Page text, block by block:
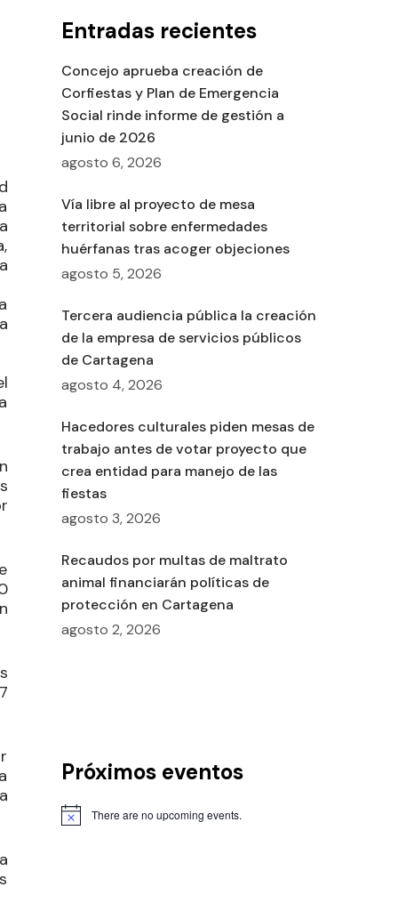
Entradas recientes
Concejo aprueba creación de
Corfiestas y Plan de Emergencia
Social rinde informe de gestión a
junio de 2026
agosto 6, 2026
Vía libre al proyecto de mesa
territorial sobre enfermedades
huérfanas tras acoger objeciones
agosto 5, 2026
Tercera audiencia pública la creación
de la empresa de servicios públicos
de Cartagena
agosto 4, 2026
Hacedores culturales piden mesas de
trabajo antes de votar proyecto que
crea entidad para manejo de las
fiestas
agosto 3, 2026
Recaudos por multas de maltrato
animal financiarán políticas de
protección en Cartagena
agosto 2, 2026
Próximos eventos
There are no upcoming events.